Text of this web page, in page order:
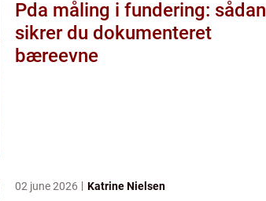
Pda måling i fundering: sådan
sikrer du dokumenteret
bæreevne
02 june 2026 Katrine Nielsen